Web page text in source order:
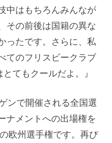
中はもちろんみんなが
その前後は国籍の異な
ったです。さらに、私
てのフリスビークラブ
てもクールだよ。』
ンで開催される全国選
ナメントへの出場権を
欧州選手権です。再び